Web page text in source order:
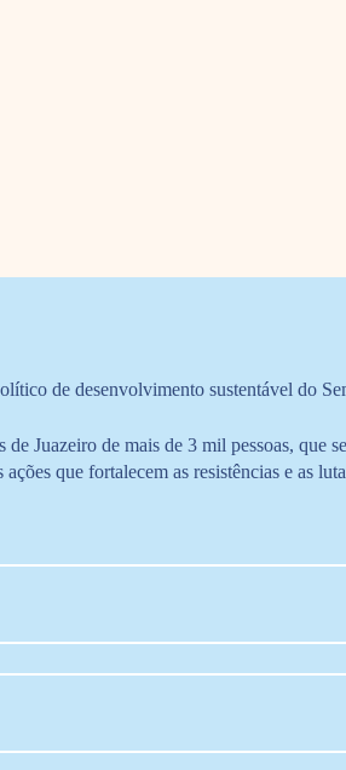
de desenvolvimento sustentável do
Juazeiro de mais de 3 mil pessoas, que
que fortalecem as resistências e as